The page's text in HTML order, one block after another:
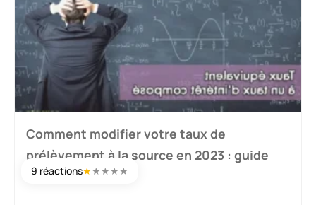
Comment modifier votre taux de
prélèvement à la source en 2023 : guide
étape par étape
9 réactions★★★★★